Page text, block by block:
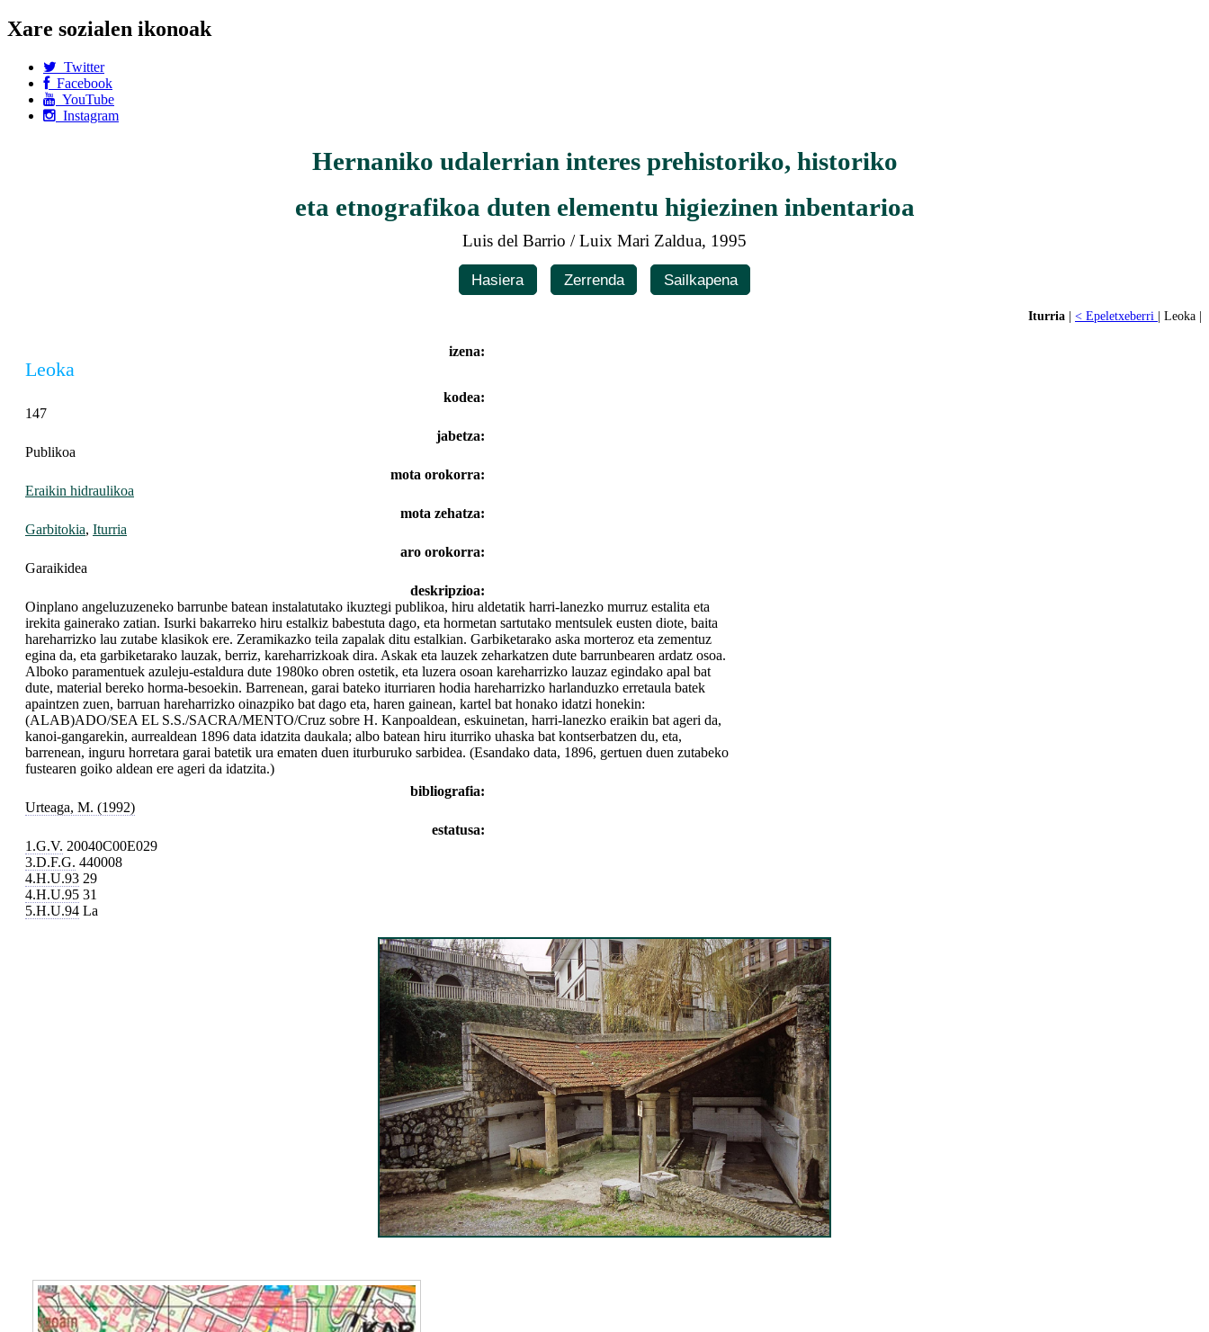
Xare sozialen ikonoak
Twitter
Facebook
YouTube
Instagram
Hernaniko udalerrian interes prehistoriko, historiko
eta etnografikoa duten elementu higiezinen inbentarioa
Luis del Barrio / Luix Mari Zaldua, 1995
Hasiera Zerrenda Sailkapena
Iturria | < Epeletxeberri | Leoka |
izena:
Leoka
kodea:
147
jabetza:
Publikoa
mota orokorra:
Eraikin hidraulikoa
mota zehatza:
Garbitokia, Iturria
aro orokorra:
Garaikidea
deskripzioa:
Oinplano angeluzuzeneko barrunbe batean instalatutako ikuztegi publikoa, hiru aldetatik harri-lanezko murruz estalita eta
irekita gainerako zatian. Isurki bakarreko hiru estalkiz babestuta dago, eta hormetan sartutako mentsulek eusten diote, baita
hareharrizko lau zutabe klasikok ere. Zeramikazko teila zapalak ditu estalkian. Garbiketarako aska morteroz eta zementuz
egina da, eta garbiketarako lauzak, berriz, kareharrizkoak dira. Askak eta lauzek zeharkatzen dute barrunbearen ardatz osoa.
Alboko paramentuek azuleju-estaldura dute 1980ko obren ostetik, eta luzera osoan kareharrizko lauzaz egindako apal bat
dute, material bereko horma-besoekin. Barrenean, garai bateko iturriaren hodia hareharrizko harlanduzko erretaula batek
apaintzen zuen, barruan hareharrizko oinazpiko bat dago eta, haren gainean, kartel bat honako idatzi honekin:
(ALAB)ADO/SEA EL S.S./SACRA/MENTO/Cruz sobre H. Kanpoaldean, eskuinetan, harri-lanezko eraikin bat ageri da,
kanoi-gangarekin, aurrealdean 1896 data idatzita daukala; albo batean hiru iturriko uhaska bat kontserbatzen du, eta,
barrenean, inguru horretara garai batetik ura ematen duen iturburuko sarbidea. (Esandako data, 1896, gertuen duen zutabeko
fustearen goiko aldean ere ageri da idatzita.)
bibliografia:
Urteaga, M. (1992)
estatusa:
1.G.V. 20040C00E029
3.D.F.G. 440008
4.H.U.93 29
4.H.U.95 31
5.H.U.94 La